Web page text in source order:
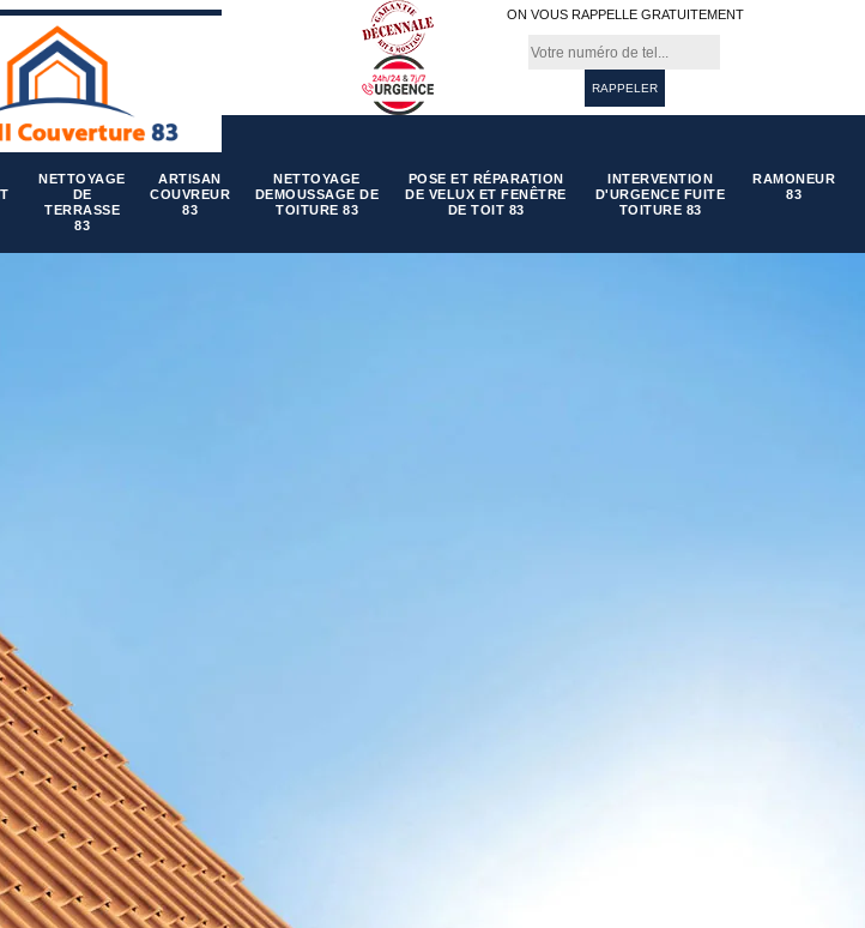
ON VOUS RAPPELLE GRATUITEMENT
NETTOYAGE
DE
TERRASSE
83
ARTISAN
COUVREUR
83
NETTOYAGE
DEMOUSSAGE DE
TOITURE 83
POSE ET RÉPARATION
DE VELUX ET FENÊTRE
DE TOIT 83
INTERVENTION
D'URGENCE FUITE
TOITURE 83
RAMONEUR
83